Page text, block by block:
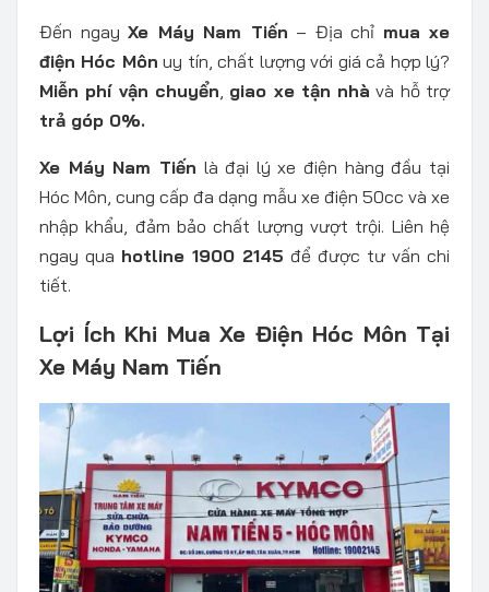
Đến ngay Xe Máy Nam Tiến – Địa chỉ mua xe
điện Hóc Môn uy tín, chất lượng với giá cả hợp lý?
Miễn phí vận chuyển, giao xe tận nhà và hỗ trợ
trả góp 0%.
Xe Máy Nam Tiến là đại lý xe điện hàng đầu tại
Hóc Môn, cung cấp đa dạng mẫu xe điện 50cc và xe
nhập khẩu, đảm bảo chất lượng vượt trội. Liên hệ
ngay qua hotline 1900 2145 để được tư vấn chi
tiết.
Lợi Ích Khi Mua Xe Điện Hóc Môn Tại
Xe Máy Nam Tiến